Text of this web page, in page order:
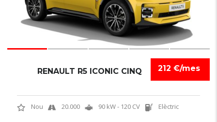
212 €/mes
RENAULT R5 ICONIC CINQ
Nou 20.000 90 kW - 120 CV Elèctric